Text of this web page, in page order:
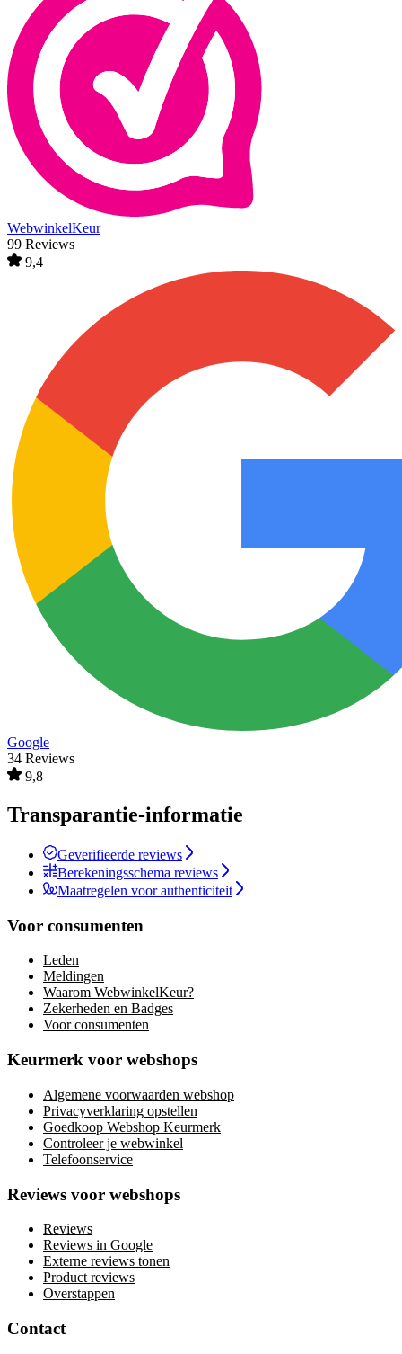
WebwinkelKeur
99 Reviews
9,4
Google
34 Reviews
9,8
Transparantie-informatie
Geverifieerde reviews
Berekeningsschema reviews
Maatregelen voor authenticiteit
Voor consumenten
Leden
Meldingen
Waarom WebwinkelKeur?
Zekerheden en Badges
Voor consumenten
Keurmerk voor webshops
Algemene voorwaarden webshop
Privacyverklaring opstellen
Goedkoop Webshop Keurmerk
Controleer je webwinkel
Telefoonservice
Reviews voor webshops
Reviews
Reviews in Google
Externe reviews tonen
Product reviews
Overstappen
Contact